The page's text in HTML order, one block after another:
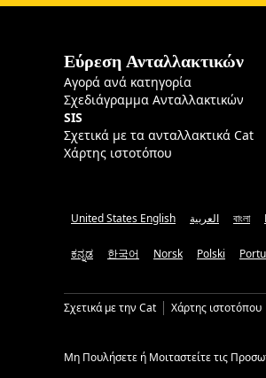
Εύρεση Ανταλλακτικών
Αγορά ανά κατηγορία
Σχεδιάγραμμα Ανταλλακτικών
SIS
Σχετικά με τα ανταλλακτικά Cat
Χάρτης ιστοτόπου
United States English العربية বাংলা
ಕನ್ನಡ 한국어 Norsk Polski
Σχετικά με την Cat Χάρτης ιστοτόπου
Μη Πουλήσετε ή Μοιταστείτε τις